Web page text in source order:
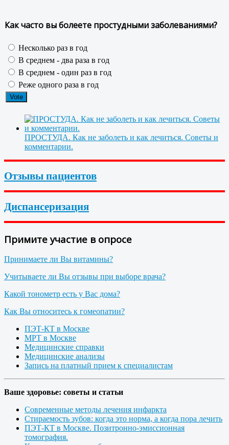
Как часто вы болеете простудными заболеваниями?
Несколько раз в год
В среднем - два раза в год
В среднем - один раз в год
Реже одного раза в год
ПРОСТУДА. Как не заболеть и как лечиться. Советы и
комментарии.
Отзывы пациентов
Диспансеризация
Примите участие в опросе
Принимаете ли Вы витамины?
Учитываете ли Вы отзывы при выборе врача?
Какой тонометр есть у Вас дома?
Как Вы относитесь к гомеопатии?
ПЭТ-КТ в Москве
МРТ в Москве
Медицинские справки
Медицинские анализы
Запись на платный прием к специалистам
Ваше здоровье: советы и статьи
Современные методы лечения инфаркта
Стираемость зубов: когда это норма, а когда пора лечить
ПЭТ-КТ в Москве. Позитронно-эмиссионная
томография.